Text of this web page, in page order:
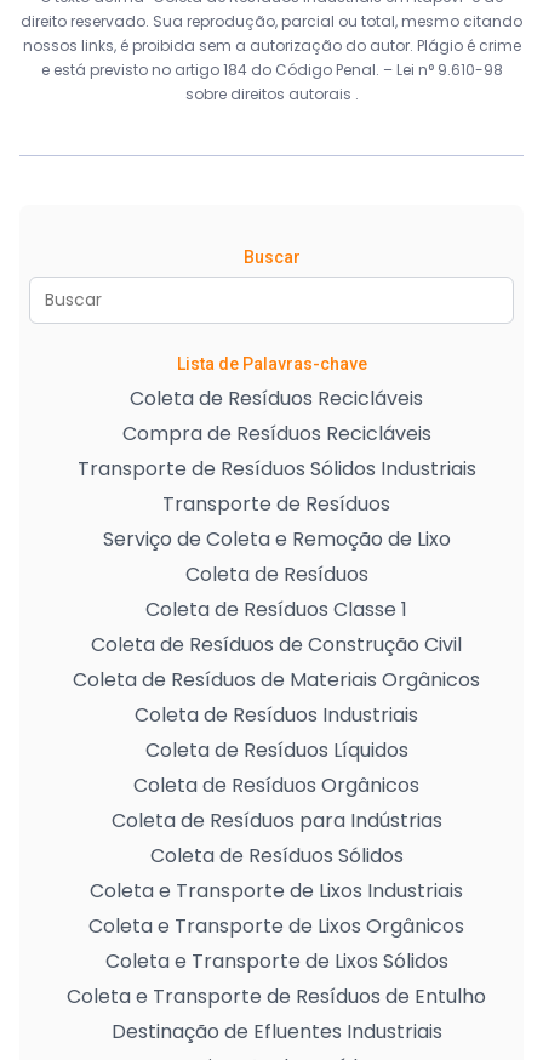
direito reservado. Sua reprodução, parcial ou total, mesmo citando
nossos links, é proibida sem a autorização do autor. Plágio é crime
e está previsto no artigo 184 do Código Penal. – Lei n° 9.610-98
sobre direitos autorais .
Buscar
Lista de Palavras-chave
Coleta de Resíduos Recicláveis
Compra de Resíduos Recicláveis
Transporte de Resíduos Sólidos Industriais
Transporte de Resíduos
Serviço de Coleta e Remoção de Lixo
Coleta de Resíduos
Coleta de Resíduos Classe 1
Coleta de Resíduos de Construção Civil
Coleta de Resíduos de Materiais Orgânicos
Coleta de Resíduos Industriais
Coleta de Resíduos Líquidos
Coleta de Resíduos Orgânicos
Coleta de Resíduos para Indústrias
Coleta de Resíduos Sólidos
Coleta e Transporte de Lixos Industriais
Coleta e Transporte de Lixos Orgânicos
Coleta e Transporte de Lixos Sólidos
Coleta e Transporte de Resíduos de Entulho
Destinação de Efluentes Industriais